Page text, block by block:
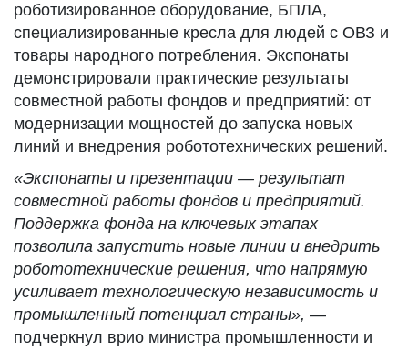
роботизированное оборудование, БПЛА,
специализированные кресла для людей с ОВЗ и
товары народного потребления. Экспонаты
демонстрировали практические результаты
совместной работы фондов и предприятий: от
модернизации мощностей до запуска новых
линий и внедрения робототехнических решений.
«Экспонаты и презентации — результат
совместной работы фондов и предприятий.
Поддержка фонда на ключевых этапах
позволила запустить новые линии и внедрить
робототехнические решения, что напрямую
усиливает технологическую независимость и
промышленный потенциал страны», —
подчеркнул врио министра промышленности и